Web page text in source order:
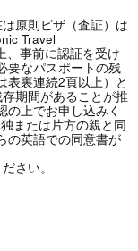
原則ビザ（査証）は
Travel
、事前に認証を受け
要なパスポートの残
表裏連続2頁以上）と
期間があることが推
上でお申し込みく
または片方の親と同
の英語での同意書が
さい。